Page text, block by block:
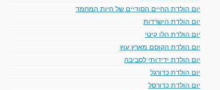
יום הולדת החיים הסודיים של חיות המחמד
יום הולדת הישרדות
יום הולדת הלו קיטי
יום הולדת הקוסם מארץ עוץ
יום הולדת ידידותי לסביבה
יום הולדת כדורגל
יום הולדת כדורסל